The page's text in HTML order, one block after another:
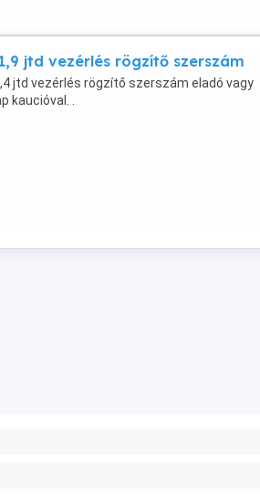
jtd vezérlés rögzítő szerszám
jtd vezérlés rögzítő szerszám eladó vagy
kaucióval. .